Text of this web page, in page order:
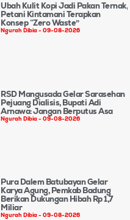
Ubah Kulit Kopi Jadi Pakan Ternak,
Petani Kintamani Terapkan
Konsep “Zero Waste”
Ngurah Dibia 09-08-2026
RSD Mangusada Gelar Sarasehan
Pejuang Dialisis, Bupati Adi
Arnawa: Jangan Berputus Asa
Ngurah Dibia 09-08-2026
Pura Dalem Batubayan Gelar
Karya Agung, Pemkab Badung
Berikan Dukungan Hibah Rp 1,7
Miliar
Ngurah Dibia 09-08-2026